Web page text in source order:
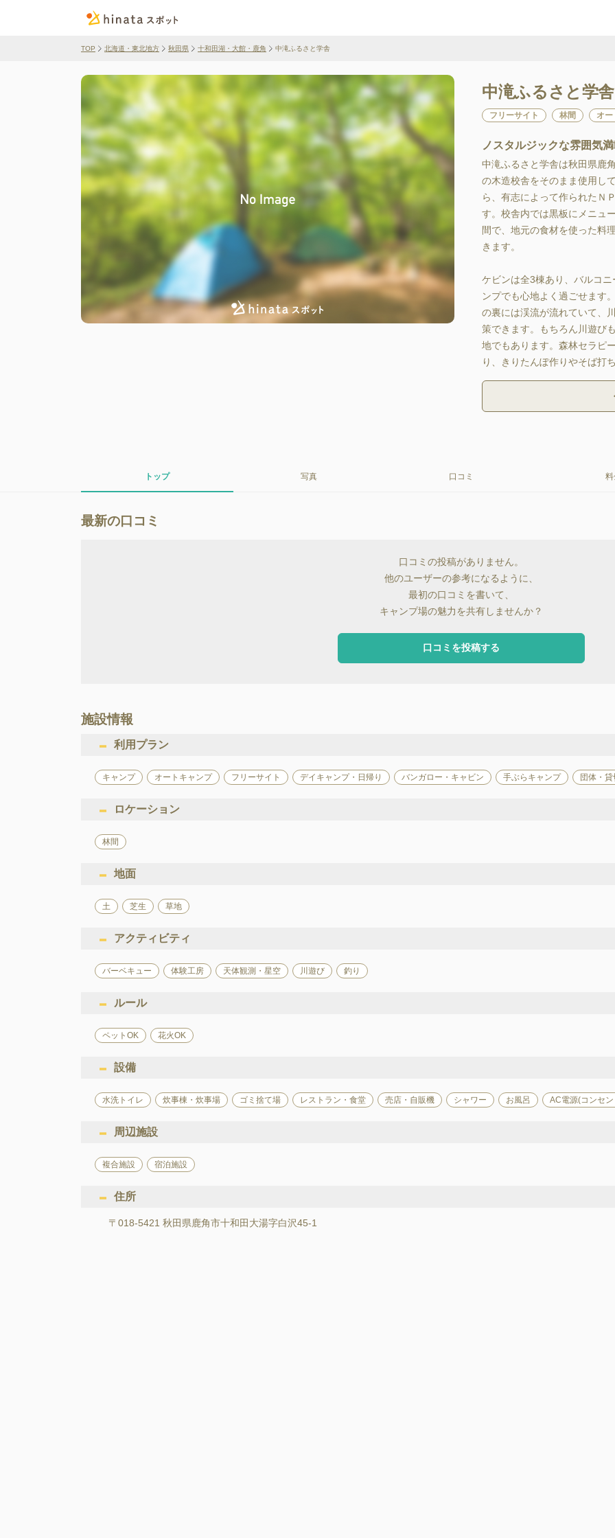
TOP 北海道・東北地方 秋田県 十和田湖・大館・鹿角 中滝ふるさと学舎
中滝ふるさと学舎
フリーサイト 林間 オ
ノスタルジックな雰囲気
中滝ふるさと学舎は秋田県鹿
の木造校舎をそのまま使用し
ら、有志によって作られたＮ
す。校舎内では黒板にメニュ
間で、地元の食材を使った料
きます。
ケビンは全3棟あり、バルコ
ンプでも心地よく過ごせます
の裏には渓流が流れていて、
策できます。もちろん川遊び
地でもあります。森林セラピ
り、きりたんぽ作りやそば打
トップ 写真 口コミ 料
最新の口コミ
口コミの投稿がありません。
他のユーザーの参考になるように、
最初の口コミを書いて、
キャンプ場の魅力を共有しませんか？
口コミを投稿する
施設情報
利用プラン
キャンプ オートキャンプ フリーサイト デイキャンプ・日帰り バンガロー・キャビン 手ぶらキャンプ 団体・貸
ロケーション
林間
地面
土 芝生 草地
アクティビティ
バーベキュー 体験工房 天体観測・星空 川遊び 釣り
ルール
ペットOK 花火OK
設備
水洗トイレ 炊事棟・炊事場 ゴミ捨て場 レストラン・食堂 売店・自販機 シャワー お風呂 AC電源(コンセ
周辺施設
複合施設 宿泊施設
住所
〒018-5421 秋田県鹿角市十和田大湯字白沢45-1